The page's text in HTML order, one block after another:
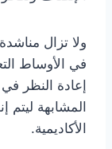
ولا تزال
في الأوساط
إعادة النظر
المشابهة
الأكاديمية.